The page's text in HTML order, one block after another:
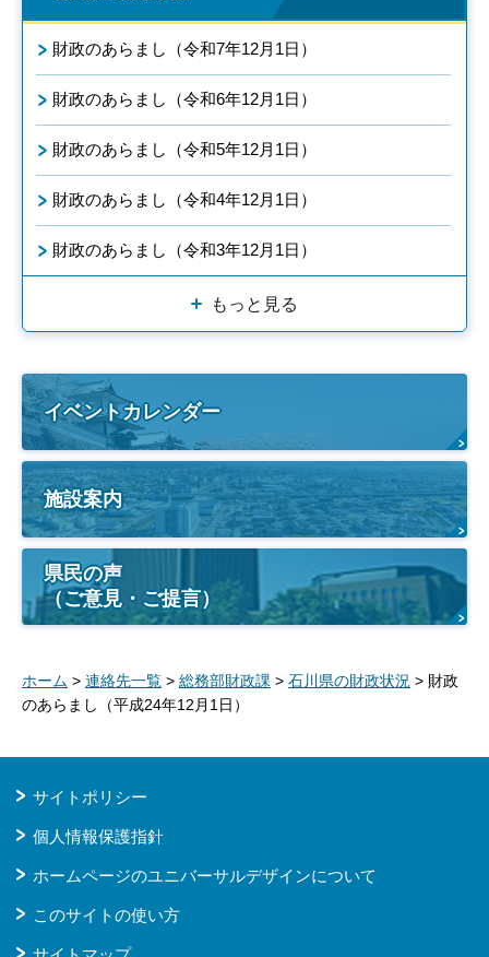
財政のあらまし（令和7年12月1日）
財政のあらまし（令和6年12月1日）
財政のあらまし（令和5年12月1日）
財政のあらまし（令和4年12月1日）
財政のあらまし（令和3年12月1日）
もっと見る
イベントカレンダー
施設案内
県民の声
（ご意見・ご提言）
ホーム > 連絡先一覧 > 総務部財政課 > 石川県の財政状況 > 財政
のあらまし（平成24年12月1日）
サイトポリシー
個人情報保護指針
ホームページのユニバーサルデザインについて
このサイトの使い方